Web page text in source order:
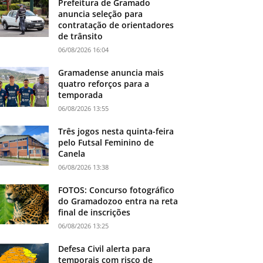
Prefeitura de Gramado
anuncia seleção para
contratação de orientadores
de trânsito
06/08/2026 16:04
Gramadense anuncia mais
quatro reforços para a
temporada
06/08/2026 13:55
Três jogos nesta quinta-feira
pelo Futsal Feminino de
Canela
06/08/2026 13:38
FOTOS: Concurso fotográfico
do Gramadozoo entra na reta
final de inscrições
06/08/2026 13:25
Defesa Civil alerta para
temporais com risco de